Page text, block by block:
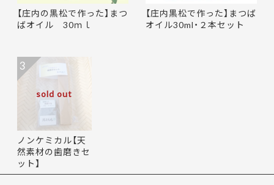
【庄内の黒松で作った】まつ
ばオイル 30ｍｌ
【庄内黒松で作った】まつば
オイル30ml・２本セット
sold out
ノンケミカル【天
然素材の歯磨きセ
ット】
3